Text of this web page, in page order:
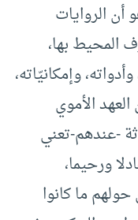
أن الروايات
المحيط بها،
وإمكانيّاته،
الأموي
-عندهم-تعني
ورحيما،
ما كانوا